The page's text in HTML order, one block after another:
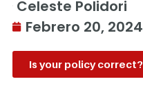
Celeste Polidori
Febrero 20, 2024
Is your policy correct?